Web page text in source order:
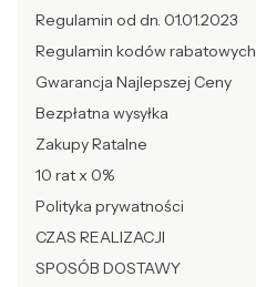
Regulamin od dn. 01.01.2023
Regulamin kodów rabatowych
Gwarancja Najlepszej Ceny
Bezpłatna wysyłka
Zakupy Ratalne
10 rat x 0%
Polityka prywatności
CZAS REALIZACJI
SPOSÓB DOSTAWY